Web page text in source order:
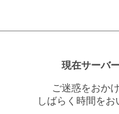
現在サーバ
ご迷惑をおか
しばらく時間を